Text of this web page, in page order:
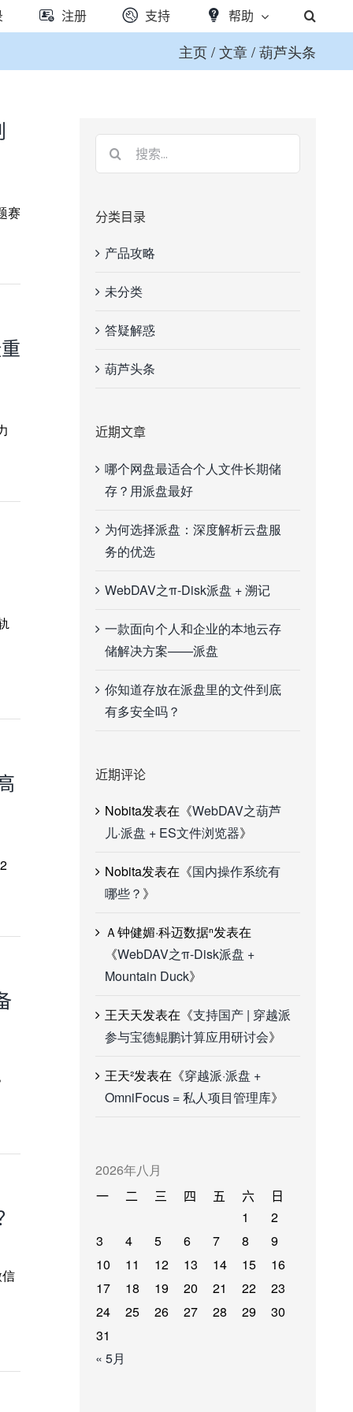
注册 支持 帮助
主页/文章/葫芦头条
赛 分类目录
产品攻略
未分类
答疑解惑
葫芦头条
近期文章
哪个网盘最适合个人文件长期储
存？用派盘最好
为何选择派盘：深度解析云盘服
务的优选
WebDAV之π-Disk派盘 + 溯记
一款面向个人和企业的本地云存
储解决方案——派盘
你知道存放在派盘里的文件到底
有多安全吗？
近期评论
Nobita发表在《WebDAV之葫芦
儿·派盘 + ES文件浏览器》
Nobita发表在《国内操作系统有
哪些？ 》
Ａ钟健媚·科迈数据ⁿ发表在
《WebDAV之π-Disk派盘 +
Mountain Duck》
王天天发表在《支持国产 | 穿越派
参与宝德鲲鹏计算应用研讨会》
王天²发表在《穿越派·派盘 +
OmniFocus = 私人项目管理库》
2026年八月
一 二 三 四 五 六 日
1
2
3
4 5 6 7 8
9
10
11 12 13 14 15
16
17
18 19 20 21 22
23
24
25 26 27 28 29
30
31
« 5月